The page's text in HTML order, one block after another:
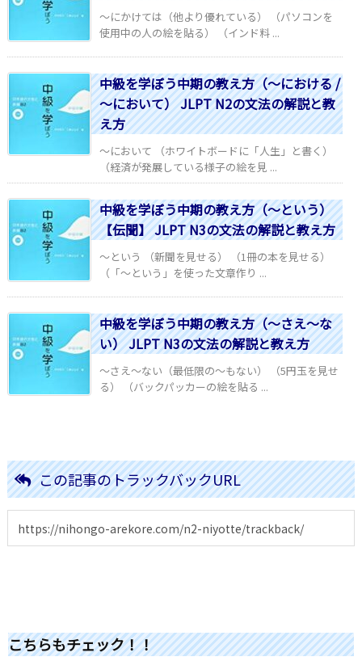
～にかけては（他より優れている） （パソコンを
使用中の人の絵を貼る） （インド料 ...
中級を学ぼう中期の教え方（～における /
～において） JLPT N2の文法の解説と教
え方
～において （ホワイトボードに「人生」と書く）
（経済が発展している様子の絵を見 ...
中級を学ぼう中期の教え方（～という）
【伝聞】 JLPT N3の文法の解説と教え方
～という （新聞を見せる） （1冊の本を見せる）
（「～という」を使った文章作り ...
中級を学ぼう中期の教え方（～さえ～な
い） JLPT N3の文法の解説と教え方
～さえ～ない（最低限の～もない） （5円玉を見せ
る） （バックパッカーの絵を貼る ...
この記事のトラックバックURL
こちらもチェック！！